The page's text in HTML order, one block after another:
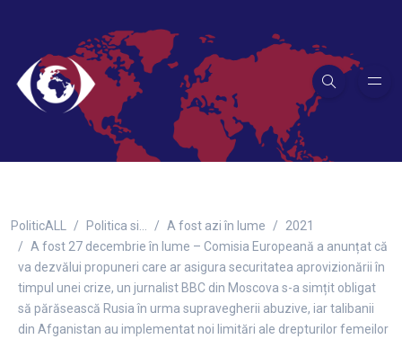
PoliticALL Politica si… A fost azi în lume
2021
A fost 27 decembrie în lume – Comisia Europeană a anunțat că
va dezvălui propuneri care ar asigura securitatea aprovizionării în
timpul unei crize, un jurnalist BBC din Moscova s-a simțit obligat
să părăsească Rusia în urma supravegherii abuzive, iar talibanii
din Afganistan au implementat noi limitări ale drepturilor femeilor